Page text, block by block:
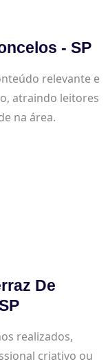
- SP
relevante e
atraindo leitores
na área.
De
realizados,
criativo ou